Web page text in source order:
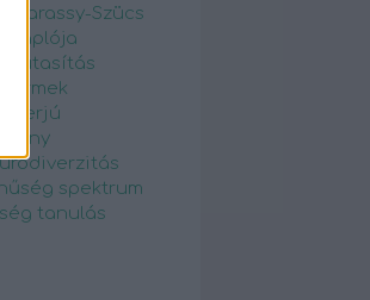
Szücs
elutasítás
gyermek
interjú
spektrum
tanulás